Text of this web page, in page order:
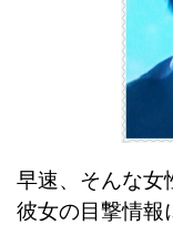
早速、そんな女
彼女の目撃情報